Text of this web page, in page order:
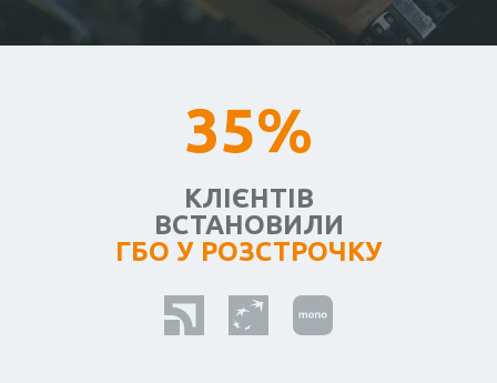
35%
КЛІЄНТІВ
ВСТАНОВИЛИ
ГБО У РОЗСТРОЧКУ